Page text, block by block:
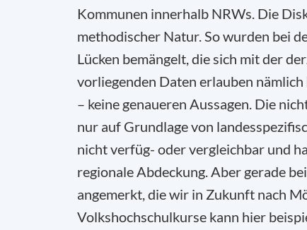
Kommunen innerhalb NRWs. Die
methodischer Natur. So wurden bei
Lücken bemängelt, die sich mit der
vorliegenden Daten erlauben
– keine genaueren Aussagen. Die
nur auf Grundlage von
nicht verfüg- oder vergleichbar und
regionale Abdeckung. Aber gerade
angemerkt, die wir in Zukunft nach
Volkshochschulkurse kann hier